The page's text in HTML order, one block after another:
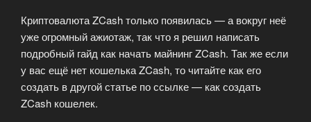
Криптовалюта ZCash только появилась — а вокруг неё
уже огромный ажиотаж, так что я решил написать
подробный гайд как начать майнинг ZCash. Так же если
у вас ещё нет кошелька ZCash, то читайте как его
создать в другой статье по ссылке — как создать
ZCash кошелек.